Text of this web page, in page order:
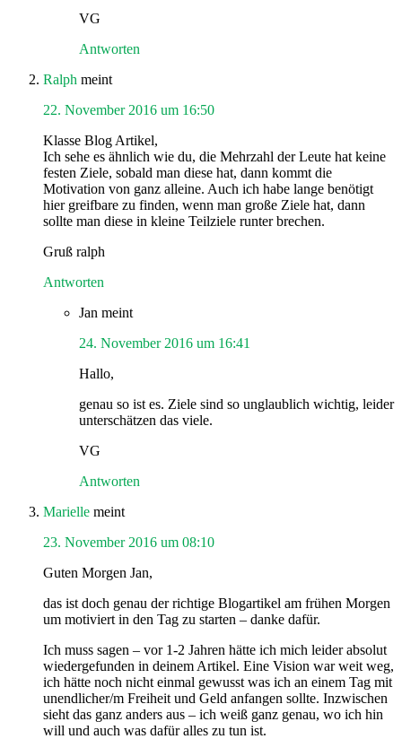
VG
Antworten
Ralph meint
22. November 2016 um 16:50
Klasse Blog Artikel,
Ich sehe es ähnlich wie du, die Mehrzahl der Leute hat keine
festen Ziele, sobald man diese hat, dann kommt die
Motivation von ganz alleine. Auch ich habe lange benötigt
hier greifbare zu finden, wenn man große Ziele hat, dann
sollte man diese in kleine Teilziele runter brechen.
Gruß ralph
Antworten
Jan meint
24. November 2016 um 16:41
Hallo,
genau so ist es. Ziele sind so unglaublich wichtig, leider
unterschätzen das viele.
VG
Antworten
Marielle meint
23. November 2016 um 08:10
Guten Morgen Jan,
das ist doch genau der richtige Blogartikel am frühen Morgen
um motiviert in den Tag zu starten – danke dafür.
Ich muss sagen – vor 1-2 Jahren hätte ich mich leider absolut
wiedergefunden in deinem Artikel. Eine Vision war weit weg,
ich hätte noch nicht einmal gewusst was ich an einem Tag mit
unendlicher/m Freiheit und Geld anfangen sollte. Inzwischen
sieht das ganz anders aus – ich weiß ganz genau, wo ich hin
will und auch was dafür alles zu tun ist.